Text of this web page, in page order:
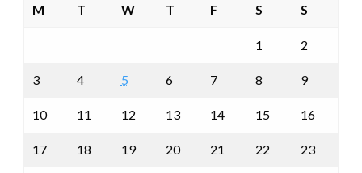
M T W T F S S
1 2
3 4 5 6 7 8 9
10 11 12 13 14 15 16
17 18 19 20 21 22 23